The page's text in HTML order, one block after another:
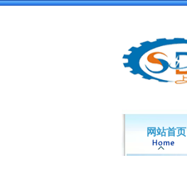
网站首页